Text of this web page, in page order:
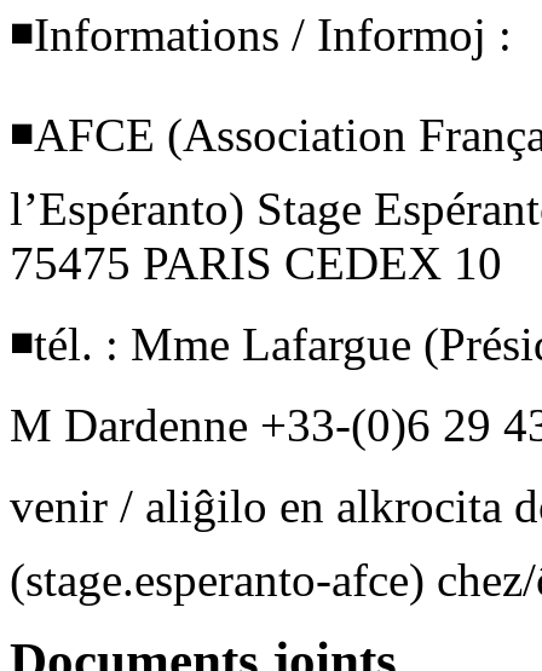
◾Informations / Informoj :
◾AFCE (Association
l’Espéranto) Stage
75475 PARIS CEDEX 10
◾tél. : Mme Lafargue
M Dardenne +33-(0)6 29
venir / aliĝilo en alkrocita
(stage.esperanto-afce)